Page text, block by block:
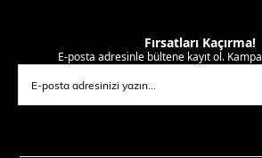
Fırsatları Kaçırma!
E-posta adresinle bültene kayıt ol.